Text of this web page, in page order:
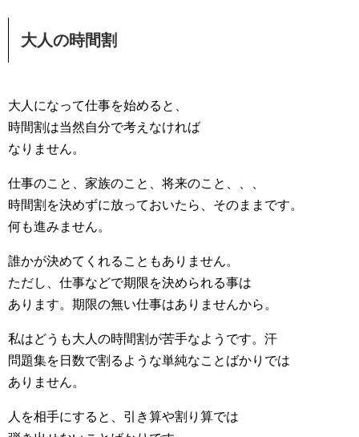
大人の時間割
大人になって仕事を始めると、
時間割は当然自分で考えなければ
なりません。
仕事のこと、家族のこと、将来のこと、、、
時間割を決めずに放っておいたら、そのままです。
何も進みません。
誰かが決めてくれることもありません。
ただし、仕事などで期限を決められる事は
あります。期限の無い仕事はありませんから。
私はどうも大人の時間割が苦手なようです。汗
問題集を日数で割るような単純なことばかりでは
ありません。
人を相手にすると、引き算や割り算では